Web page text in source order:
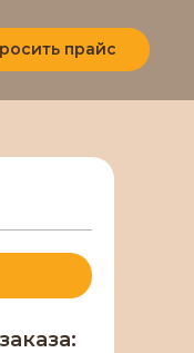
прайс